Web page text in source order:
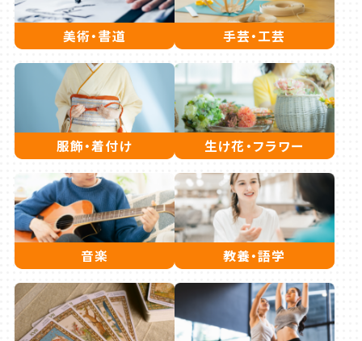
美術・書道 手芸・工芸
服飾・着付け 生け花・フラワー
音楽 教養・語学